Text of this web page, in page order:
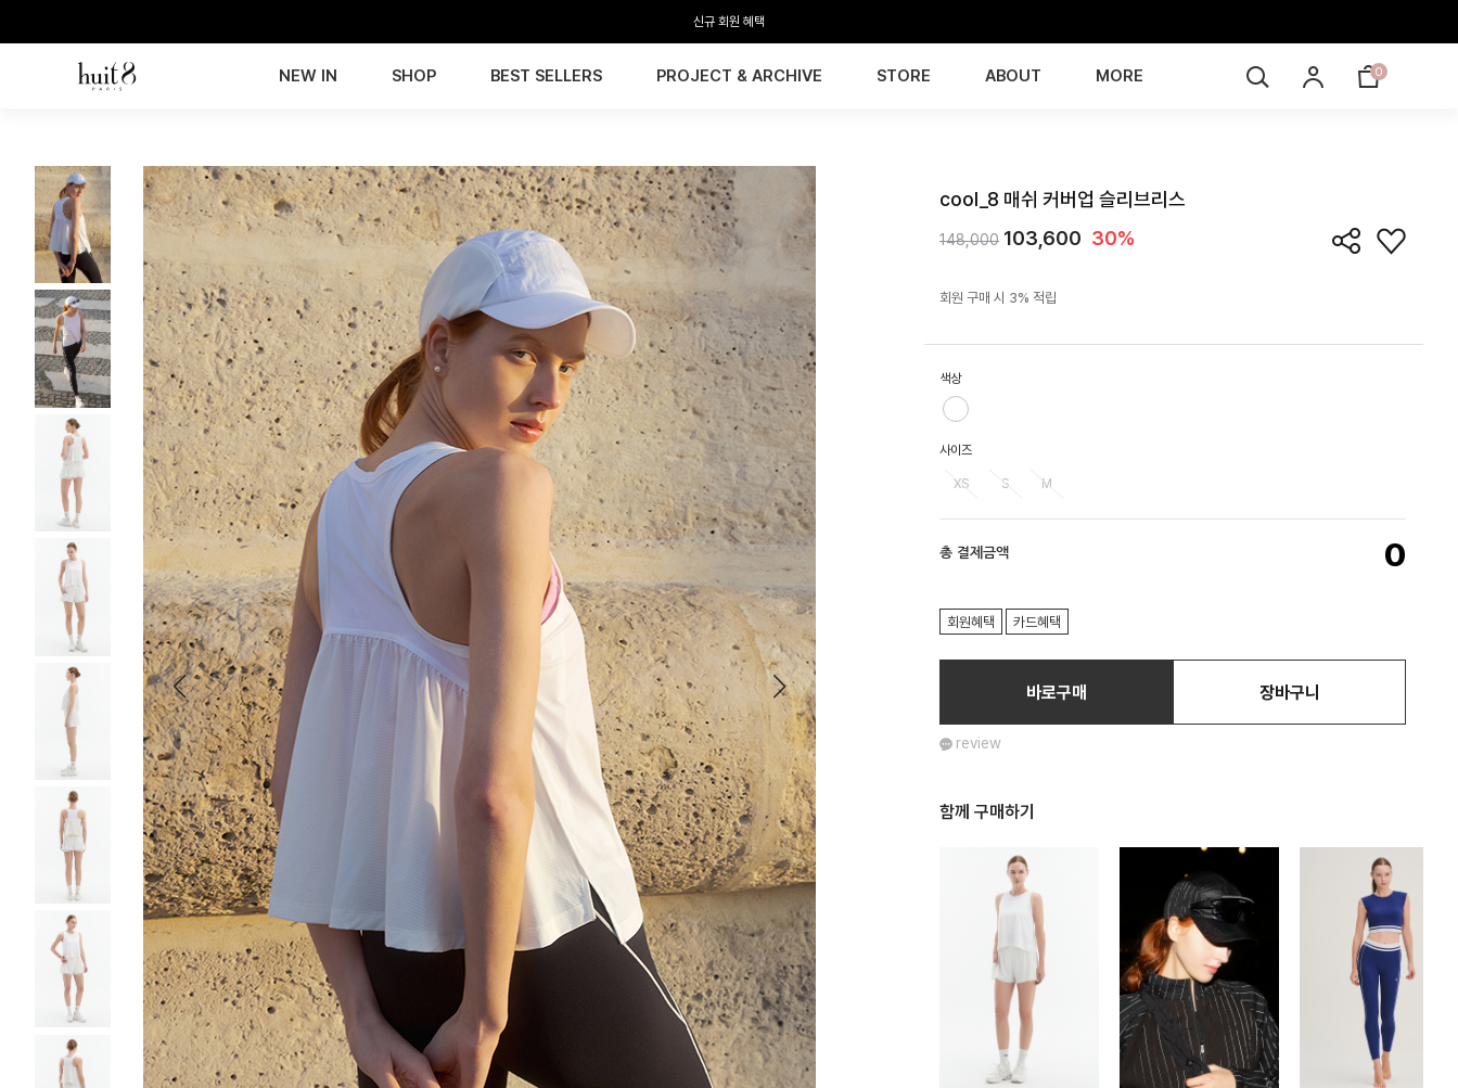
전 회원 무료배송 / 1회 사이즈 교환 무료
NEW IN SHOP BEST SELLERS PROJECT & ARCHIVE STORE ABOUT MORE 0
cool_8 매쉬 커버업 슬리브리스
148,000 103,600 30%
회원 구매 시 3% 적립
색상
사이즈
XS S M
총 결제금액 0
회원혜택 카드혜택
바로구매 장바구니
review
함께 구매하기